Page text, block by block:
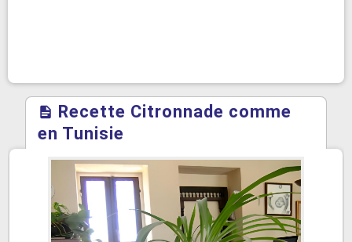
Recette Citronnade comme
en Tunisie